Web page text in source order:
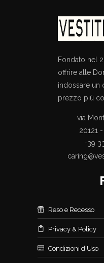
Fondato nel
offrire alle
indossare un
prezzo più
via
20121
+39
Reso e Recesso
Privacy & Policy
Condizioni d'Uso